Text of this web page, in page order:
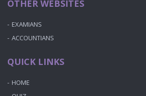
OTHER WEBSITES
EXAMIANS
ACCOUNTIANS
QUICK LINKS
HOME